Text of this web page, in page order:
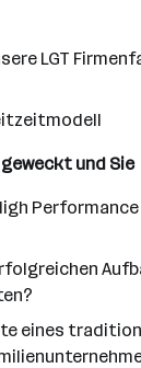
LGT
und Sie
eines